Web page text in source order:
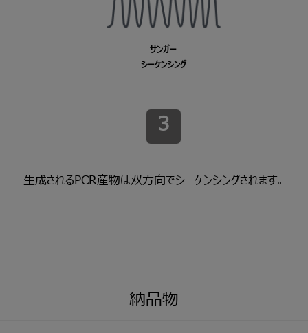
サンガー
シーケンシング
3
生成されるPCR産物は双方向でシーケンシングされます。
納品物